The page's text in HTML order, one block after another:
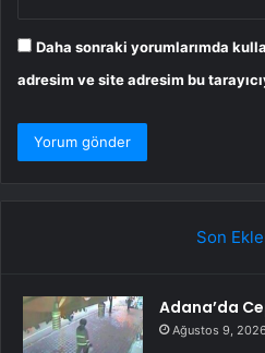
Daha sonraki yorumlarımda
adresim ve site adresim bu
Son
Adana’da
Ağustos 9, 2026